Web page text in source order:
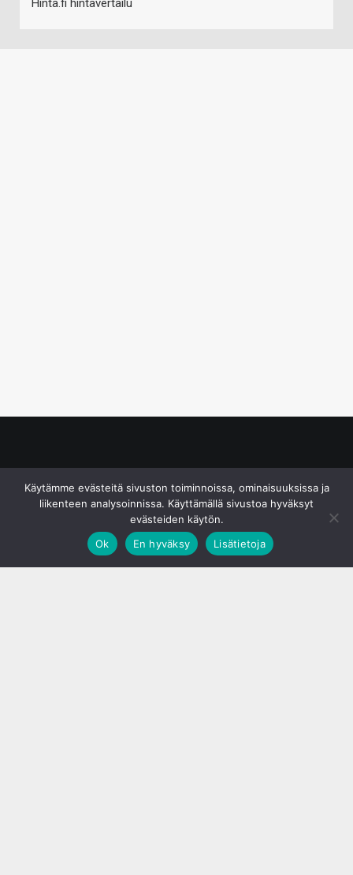
Hinta.fi hintavertailu
Käytämme evästeitä sivuston toiminnoissa, ominaisuuksissa ja
liikenteen analysoinnissa. Käyttämällä sivustoa hyväksyt
evästeiden käytön.
Ok
En hyväksy Lisätietoja